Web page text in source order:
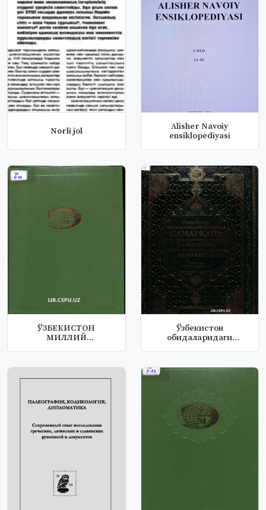
Norli jol
Alisher Navoiy
ensiklopediyasi
ЎЗБЕКИСТОН
МИЛЛИЙ
Ўзбекистон
обидаларидаги